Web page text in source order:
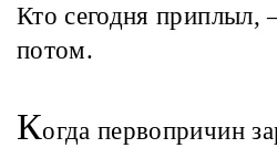
Кто сегодня приплыл,
потом.
Когда первопричин